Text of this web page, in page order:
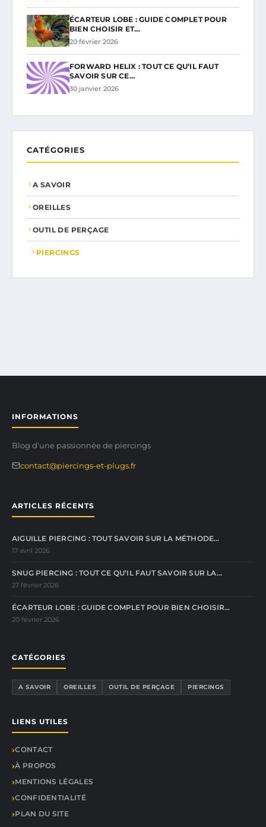
ÉCARTEUR LOBE : GUIDE COMPLET POUR
BIEN CHOISIR ET…
20 février 2026
FORWARD HELIX : TOUT CE QU’IL FAUT
SAVOIR SUR CE…
30 janvier 2026
CATÉGORIES
A SAVOIR
OREILLES
OUTIL DE PERÇAGE
PIERCINGS
INFORMATIONS
Blog d'une passionnée de piercings
contact@piercings-et-plugs.fr
ARTICLES RÉCENTS
AIGUILLE PIERCING : TOUT SAVOIR SUR LA MÉTHODE…
17 avril 2026
SNUG PIERCING : TOUT CE QU’IL FAUT SAVOIR SUR LA…
27 février 2026
ÉCARTEUR LOBE : GUIDE COMPLET POUR BIEN CHOISIR…
20 février 2026
CATÉGORIES
A SAVOIR OREILLES OUTIL DE PERÇAGE PIERCINGS
LIENS UTILES
CONTACT
À PROPOS
MENTIONS LÉGALES
CONFIDENTIALITÉ
PLAN DU SITE